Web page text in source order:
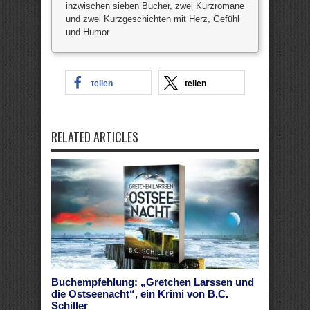
inzwischen sieben Bücher, zwei Kurzromane
und zwei Kurzgeschichten mit Herz, Gefühl
und Humor.
teilen teilen
RELATED ARTICLES
Buchempfehlung: „Gretchen Larssen und
die Ostseenacht“, ein Krimi von B.C.
Schiller